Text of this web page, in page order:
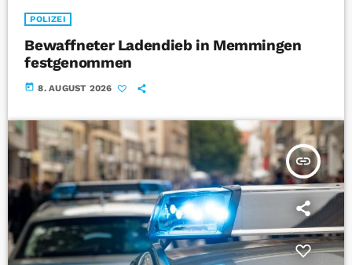
POLIZEI
Bewaffneter Ladendieb in Memmingen
festgenommen
today 8. AUGUST 2026
insert_link